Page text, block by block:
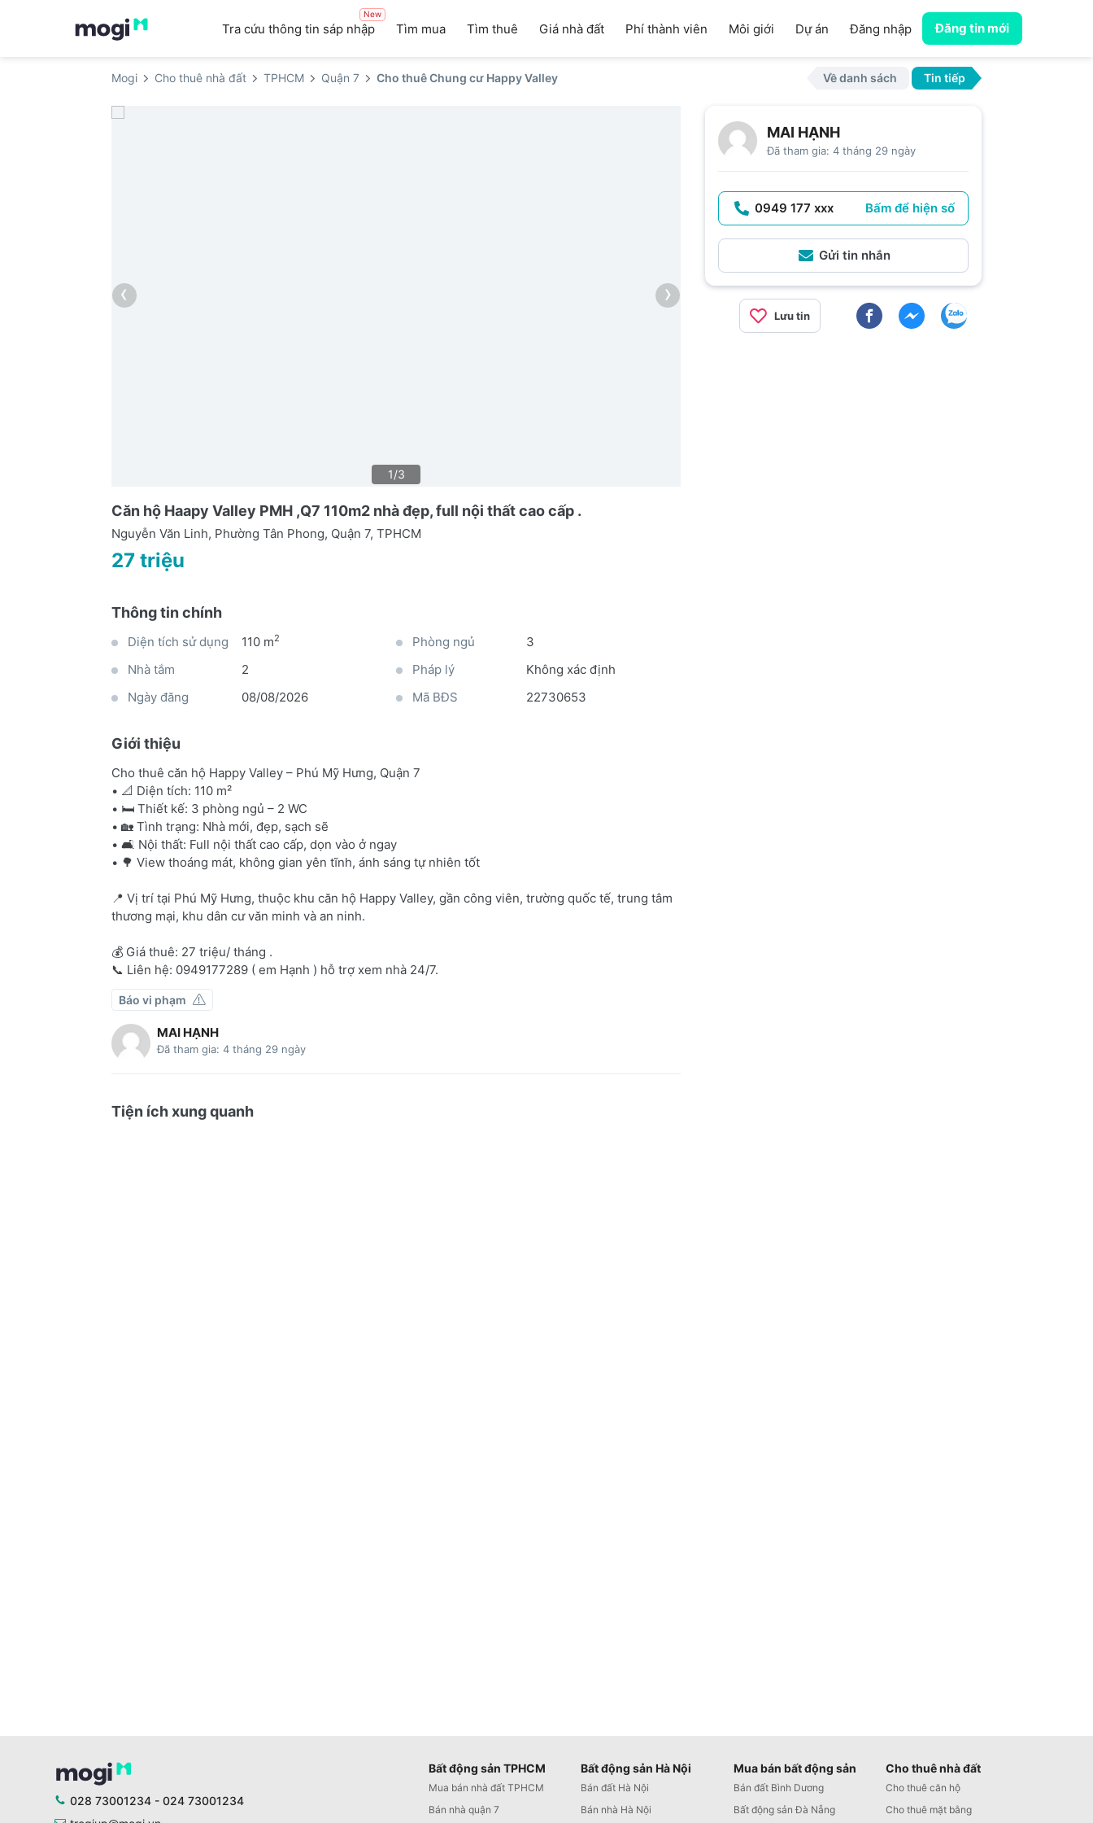
Tra cứu thông tin sáp nhập
New
Tìm mua Tìm thuê Giá nhà đất Phí thành viên Môi giới Dự án Đăng nhập Đăng tin mới
Mogi Cho thuê nhà đất TPHCM Quận 7 Cho thuê Chung cư Happy Valley Về danh sách Tin tiếp
‹ ›
1/3
Căn hộ Haapy Valley PMH ,Q7 110m2 nhà đẹp, full nội thất cao cấp .
Nguyễn Văn Linh, Phường Tân Phong, Quận 7, TPHCM
27 triệu
Thông tin chính
Diện tích sử dụng 110 m2 Phòng ngủ
3
Nhà tắm
2 Pháp lý
Không xác định
Ngày đăng
08/08/2026 Mã BĐS 22730653
Giới thiệu
Cho thuê căn hộ Happy Valley – Phú Mỹ Hưng, Quận 7
• 📐 Diện tích: 110 m²
• 🛏 Thiết kế: 3 phòng ngủ – 2 WC
• 🏡 Tình trạng: Nhà mới, đẹp, sạch sẽ
• 🛋 Nội thất: Full nội thất cao cấp, dọn vào ở ngay
• 🌳 View thoáng mát, không gian yên tĩnh, ánh sáng tự nhiên tốt
📍 Vị trí tại Phú Mỹ Hưng, thuộc khu căn hộ Happy Valley, gần công viên, trường quốc tế, trung tâm
thương mại, khu dân cư văn minh và an ninh.
💰 Giá thuê: 27 triệu/ tháng .
📞 Liên hệ: 0949177289 ( em Hạnh ) hỗ trợ xem nhà 24/7.
Báo vi phạm
MAI HẠNH
Đã tham gia: 4 tháng 29 ngày
Tiện ích xung quanh
MAI HẠNH
Đã tham gia: 4 tháng 29 ngày
0949 177 xxx Bấm để hiện số
Gửi tin nhắn
Lưu tin
Bất động sản TPHCM
Mua bán nhà đất TPHCM
Bán nhà quận 7
Bất động sản Hà Nội
Bán đất Hà Nội
Bán nhà Hà Nội
Mua bán bất động sản
Bán đất Bình Dương
Bất động sản Đà Nẵng
Cho thuê nhà đất
Cho thuê căn hộ
Cho thuê mặt bằng
028 73001234 - 024 73001234